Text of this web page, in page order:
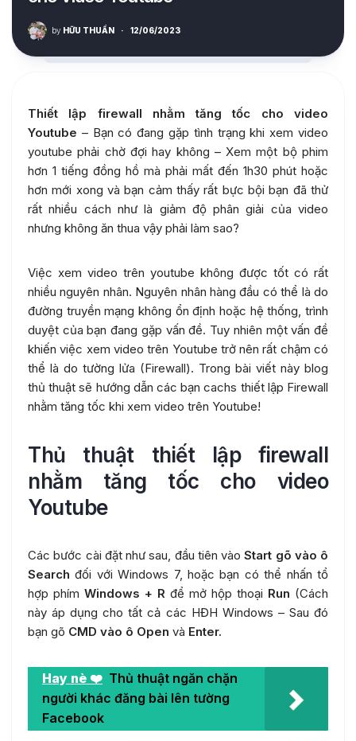
by HỮU THUẦN · 12/06/2023
Thiết lập firewall nhằm tăng tốc cho video
Youtube – Bạn có đang gặp tình trạng khi xem video
youtube phải chờ đợi hay không – Xem một bộ phim
hơn 1 tiếng đồng hồ mà phải mất đến 1h30 phút hoặc
hơn mới xong và bạn cảm thấy rất bực bội bạn đã thử
rất nhiều cách như là giảm độ phân giải của video
nhưng không ăn thua vậy phải làm sao?
Việc xem video trên youtube không được tốt có rất
nhiều nguyên nhân. Nguyên nhân hàng đầu có thể là do
đường truyền mạng không ổn định hoặc hệ thống, trình
duyệt của bạn đang gặp vấn đề. Tuy nhiên một vấn đề
khiến việc xem video trên Youtube trở nên rất chậm có
thể là do tường lửa (Firewall). Trong bài viết này blog
thủ thuật sẽ hướng dẫn các bạn cachs thiết lập Firewall
nhằm tăng tốc khi xem video trên Youtube!
Thủ thuật thiết lập firewall
nhằm tăng tốc cho video
Youtube
Các bước cài đặt như sau, đầu tiên vàoStart gõ vào ô
Search đối với Windows 7, hoặc bạn có thể nhấn tổ
hợp phím Windows + R để mở hộp thoại Run (Cách
này áp dụng cho tất cả các HĐH Windows – Sau đó
bạn gõ CMD vào ô Open và Enter.
Hay nè ❤️ Thủ thuật ngăn chặn
người khác đăng bài lên tường
Facebook